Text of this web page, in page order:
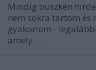
Mindig büszkén
nem sokra tartom és
gyakorlom -
amely ...